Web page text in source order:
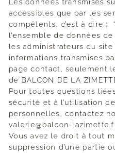
Les données transmises
accessibles que par les
compétents, c’est à dire :
l’ensemble de données
les administrateurs du
informations transmises
page contact, seulement
de BALCON DE LA
Pour toutes questions
sécurité et à l’utilisation
personnelles, contactez
valerie@balcon-
Vous avez le droit à tout
suppression d’une partie